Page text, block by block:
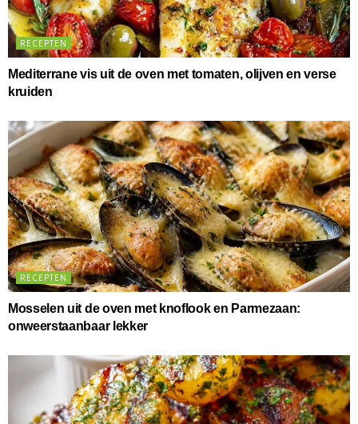
RECEPTEN
Mediterrane vis uit de oven met tomaten, olijven en verse
kruiden
RECEPTEN
Mosselen uit de oven met knoflook en Parmezaan:
onweerstaanbaar lekker